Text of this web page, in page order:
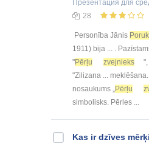
Презентация для
28
Personība Jānis
1911) bija ... .
"Pērļu zvejnieks
"Zilizana ...
nosaukums „Pērļu
simbolisks. Pērles ...
Kas ir dzīves